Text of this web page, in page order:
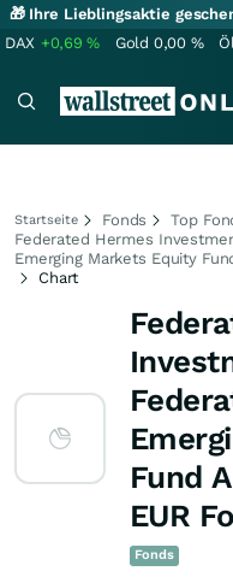
🎁 Ihre Lieblingsaktie
DAX +0,69% Gold 0,00 %
Startseite Fonds
Top
Federated Hermes
Emerging Markets Equity
Chart
Fund
EUR
Fonds